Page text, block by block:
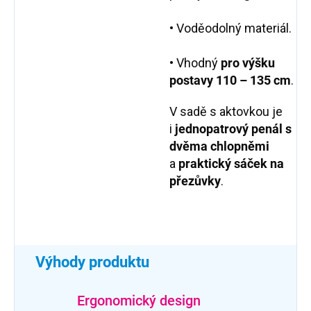
• Voděodolný materiál.
• Vhodný pro výšku
postavy 110 – 135 cm.
V sadě s aktovkou je
i jednopatrový penál s
dvěma chlopněmi
a praktický sáček na
přezůvky.
Výhody produktu
Ergonomický design